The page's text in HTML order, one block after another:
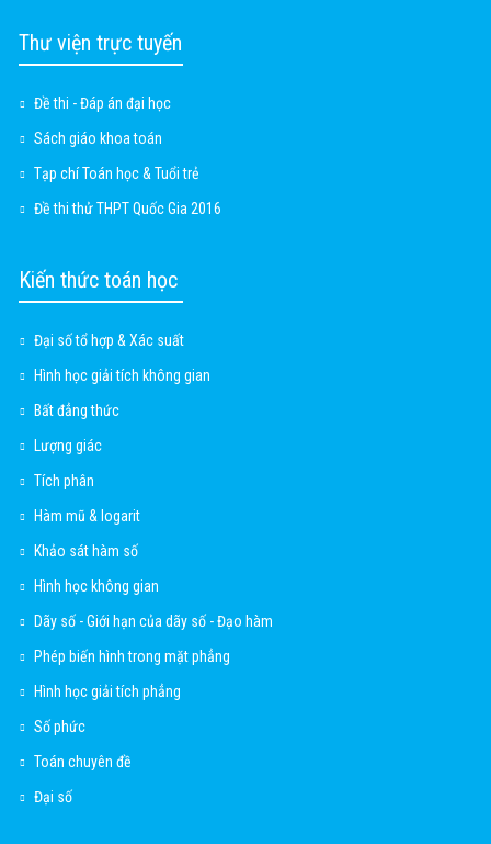
Thư viện trực tuyến
Đề thi - Đáp án đại học
Sách giáo khoa toán
Tạp chí Toán học & Tuổi trẻ
Đề thi thử THPT Quốc Gia 2016
Kiến thức toán học
Đại số tổ hợp & Xác suất
Hình học giải tích không gian
Bất đẳng thức
Lượng giác
Tích phân
Hàm mũ & logarit
Khảo sát hàm số
Hình học không gian
Dãy số - Giới hạn của dãy số - Đạo hàm
Phép biến hình trong mặt phẳng
Hình học giải tích phẳng
Số phức
Toán chuyên đề
Đại số